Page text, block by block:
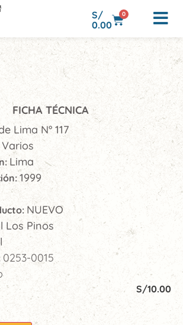
S/
0.00
0
FICHA TÉCNICA
Lima N° 117
Lima
1999
NUEVO
Los Pinos
0253-0015
S/10.00